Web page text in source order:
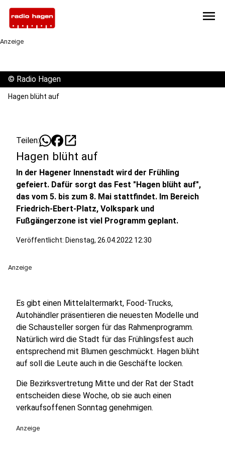
menu
Anzeige
© Radio Hagen
Hagen blüht auf
Teilen: open_in_new
Hagen blüht auf
In der Hagener Innenstadt wird der Frühling
gefeiert. Dafür sorgt das Fest "Hagen blüht auf",
das vom 5. bis zum 8. Mai stattfindet. Im Bereich
Friedrich-Ebert-Platz, Volkspark und
Fußgängerzone ist viel Programm geplant.
Veröffentlicht: Dienstag, 26.04.2022 12:30
Anzeige
Es gibt einen Mittelaltermarkt, Food-Trucks,
Autohändler präsentieren die neuesten Modelle und
die Schausteller sorgen für das Rahmenprogramm.
Natürlich wird die Stadt für das Frühlingsfest auch
entsprechend mit Blumen geschmückt. Hagen blüht
auf soll die Leute auch in die Geschäfte locken.
Die Bezirksvertretung Mitte und der Rat der Stadt
entscheiden diese Woche, ob sie auch einen
verkaufsoffenen Sonntag genehmigen.
Anzeige